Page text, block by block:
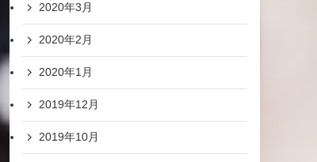
2020年3月
2020年2月
2020年1月
2019年12月
2019年10月